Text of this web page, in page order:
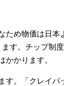
ため物価は日
す。チップ制
かかります。
す。「クレイ